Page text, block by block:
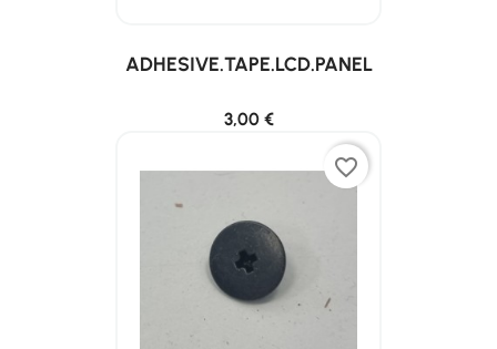
ADHESIVE.TAPE.LCD.PANEL
3,00 €
favorite_border